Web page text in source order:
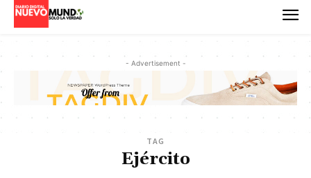
- Advertisement -
TAG
Ejército